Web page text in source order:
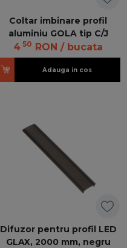
Coltar imbinare profil
aluminiu GOLA tip C/J
4 50 RON / bucata
Adauga in cos
Difuzor pentru profil LED
GLAX, 2000 mm, negru